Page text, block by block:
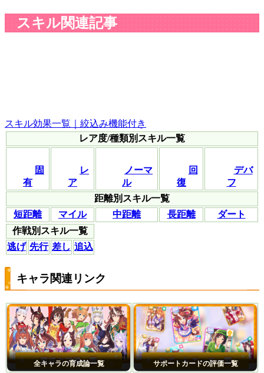
スキル関連記事
スキル効果一覧｜絞込み機能付き
レア度/種類別スキル一覧
固
有
レ
ア
ノーマ
ル
回
復
デバ
フ
距離別スキル一覧
短距離
マイル 中距離 長距離
ダート
作戦別スキル一覧
逃げ 先行 差し 追込
キャラ関連リンク
全キャラの育成論一覧 サポートカードの評価一覧